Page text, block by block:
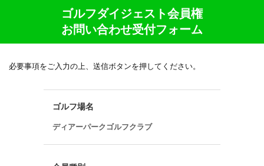
ゴルフダイジェスト会員権
お問い合わせ受付フォーム
必要事項をご入力の上、送信ボタンを押してください。
ゴルフ場名
ディアーパークゴルフクラブ